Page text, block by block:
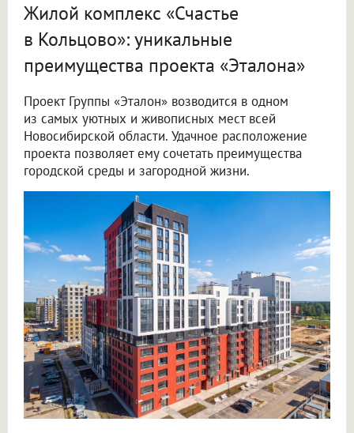
Жилой комплекс «Счастье
в Кольцово»: уникальные
преимущества проекта «Эталона»
Проект Группы «Эталон» возводится в одном
из самых уютных и живописных мест всей
Новосибирской области. Удачное расположение
проекта позволяет ему сочетать преимущества
городской среды и загородной жизни.